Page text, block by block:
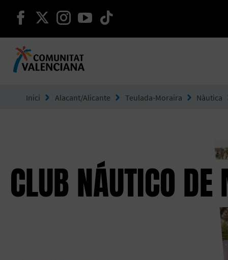
seguir en facebook
seguir en twitter
seguir en instagram
seguir en youtube
Inici Alacant/Alicante Teulada-Moraira Nàutica
CLUB NÁUTICO